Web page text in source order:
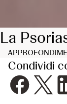
La
Condividi